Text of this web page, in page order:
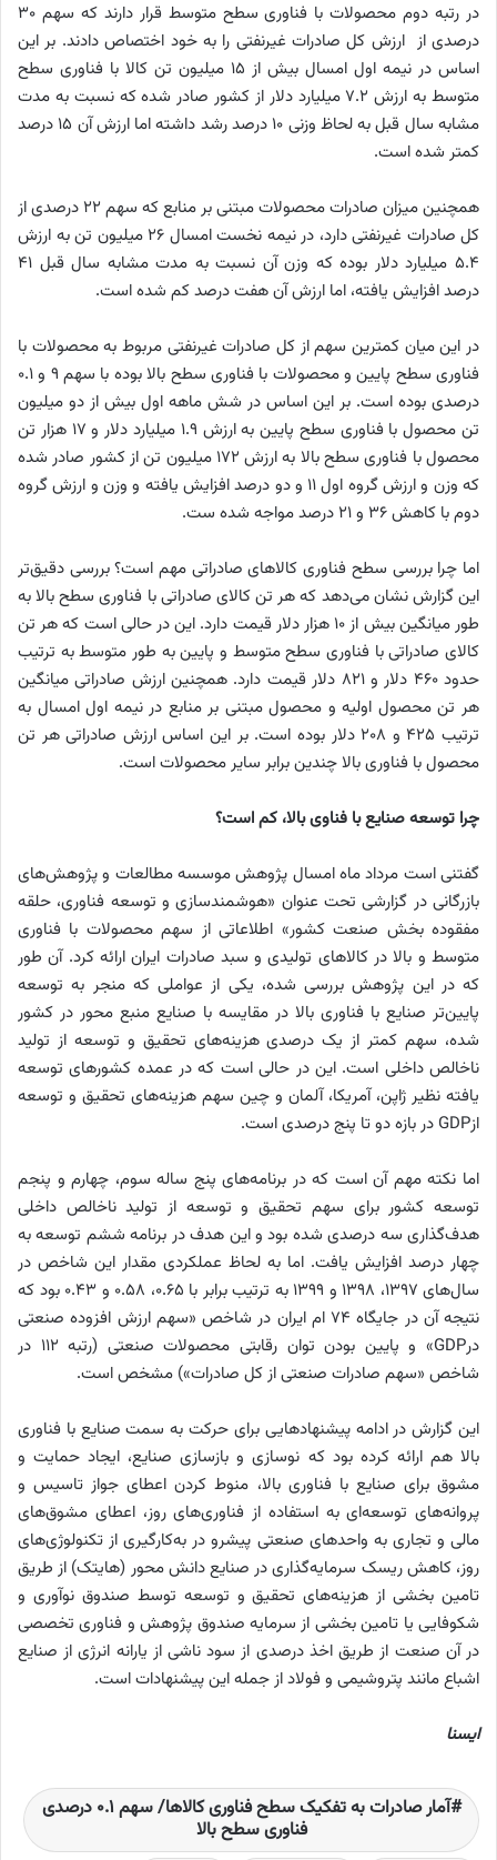
در رتبه دوم محصولات با فناوری سطح متوسط قرار دارند که سهم ۳۰
درصدی از ارزش کل صادرات غیرنفتی را به خود اختصاص دادند. بر این
اساس در نیمه اول امسال بیش از ۱۵ میلیون تن کالا با فناوری سطح
متوسط به ارزش ۷.۲ میلیارد دلار از کشور صادر شده که نسبت به مدت
مشابه سال قبل به لحاظ وزنی ۱۰ درصد رشد داشته اما ارزش آن ۱۵ درصد
کمتر شده است.
همچنین میزان صادرات محصولات مبتنی بر منابع که سهم ۲۲ درصدی از
کل صادرات غیرنفتی دارد، در نیمه نخست امسال ۲۶ میلیون تن به ارزش
۵.۴ میلیارد دلار بوده که وزن آن نسبت به مدت مشابه سال قبل ۴۱
درصد افزایش یافته، اما ارزش آن هفت درصد کم شده است.
در این میان کمترین سهم از کل صادرات غیرنفتی مربوط به محصولات با
فناوری سطح پایین و محصولات با فناوری سطح بالا بوده با سهم ۹ و ۰.۱
درصدی بوده است. بر این اساس در شش ماهه اول بیش از دو میلیون
تن محصول با فناوری سطح پایین به ارزش ۱.۹ میلیارد دلار و ۱۷ هزار تن
محصول با فناوری سطح بالا به ارزش ۱۷۲ میلیون تن از کشور صادر شده
که وزن و ارزش گروه اول ۱۱ و دو درصد افزایش یافته و وزن و ارزش گروه
دوم با کاهش ۳۶ و ۲۱ درصد مواجه شده ست.
اما چرا بررسی سطح فناوری کالاهای صادراتی مهم است؟ بررسی دقیق‌تر
این گزارش نشان می‌دهد که هر تن کالای صادراتی با فناوری سطح بالا به
طور میانگین بیش از ۱۰ هزار دلار قیمت دارد. این در حالی است که هر تن
کالای صادراتی با فناوری سطح متوسط و پایین به طور متوسط به ترتیب
حدود ۴۶۰ دلار و ۸۲۱ دلار قیمت دارد. همچنین ارزش صادراتی میانگین
هر تن محصول اولیه و محصول مبتنی بر منابع در نیمه اول امسال به
ترتیب ۴۲۵ و ۲۰۸ دلار بوده است. بر این اساس ارزش صادراتی هر تن
محصول با فناوری بالا چندین برابر سایر محصولات است.
چرا توسعه صنایع با فناوی بالا، کم است؟
گفتنی است مرداد ماه امسال پژوهش موسسه مطالعات و پژوهش‌های
بازرگانی در گزارشی تحت عنوان «هوشمندسازی و توسعه فناوری، حلقه
مفقوده بخش صنعت کشور» اطلاعاتی از سهم محصولات با فناوری
متوسط و بالا در کالاهای تولیدی و سبد صادرات ایران ارائه کرد. آن طور
که در این پژوهش بررسی شده، یکی از عواملی که منجر به توسعه
پایین‌تر صنایع با فناوری بالا در مقایسه با صنایع منبع محور در کشور
شده، سهم کمتر از یک درصدی هزینه‌های تحقیق و توسعه از تولید
ناخالص داخلی است. این در حالی است که در عمده کشورهای توسعه
یافته نظیر ژاپن، آمریکا، آلمان و چین سهم هزینه‌های تحقیق و توسعه
ازGDP در بازه دو تا پنج درصدی است.
اما نکته مهم آن است که در برنامه‌های پنج ساله سوم، چهارم و پنجم
توسعه کشور برای سهم تحقیق و توسعه از تولید ناخالص داخلی
هدف‌گذاری سه درصدی شده بود و این هدف در برنامه ششم توسعه به
چهار درصد افزایش یافت. اما به لحاظ عملکردی مقدار این شاخص در
سال‌های ۱۳۹۷، ۱۳۹۸ و ۱۳۹۹ به ترتیب برابر با ۰.۶۵، ۰.۵۸ و ۰.۴۳ بود که
نتیجه آن در جایگاه ۷۴ ام ایران در شاخص «سهم ارزش افزوده صنعتی
درGDP» و پایین بودن توان رقابتی محصولات صنعتی (رتبه ۱۱۲ در
شاخص «سهم صادرات صنعتی از کل صادرات») مشخص است.
این گزارش در ادامه پیشنهادهایی برای حرکت به سمت صنایع با فناوری
بالا هم ارائه کرده بود که نوسازی و بازسازی صنایع، ایجاد حمایت و
مشوق برای صنایع با فناوری بالا، منوط کردن اعطای جواز تاسیس و
پروانه‌های توسعه‌ای به استفاده از فناوری‌های روز، اعطای مشوق‌های
مالی و تجاری به واحدهای صنعتی پیشرو در به‌کارگیری از تکنولوژی‌های
روز، کاهش ریسک سرمایه‌گذاری در صنایع دانش محور (هایتک) از طریق
تامین بخشی از هزینه‌های تحقیق و توسعه توسط صندوق نوآوری و
شکوفایی یا تامین بخشی از سرمایه صندوق پژوهش و فناوری تخصصی
در آن صنعت از طریق اخذ درصدی از سود ناشی از یارانه انرژی از صنایع
اشباع مانند پتروشیمی و فولاد از جمله این پیشنهادات است.
ایسنا
آمار صادرات به تفکیک سطح فناوری کالاها/ سهم ۰.۱ درصدی
فناوری سطح بالا